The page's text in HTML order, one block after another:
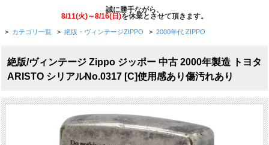
誠に勝手ながら、
8/11(火)～8/16(日)を休業とさせて頂きます。
> カテゴリ一覧 > 絶版・ヴィンテージZIPPO > 2000年代 ZIPPO
絶版/ヴィンテージ Zippo ジッポー 中古 2000年製造 トヨタ
ARISTO シリアルNo.0317 [C]使用感あり傷汚れあり